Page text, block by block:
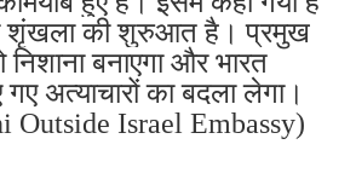
शृंखला की शुरुआत है। प्रमुख
निशाना बनाएगा और भारत
गए अत्याचारों का बदला लेगा।
Outside Israel Embassy)